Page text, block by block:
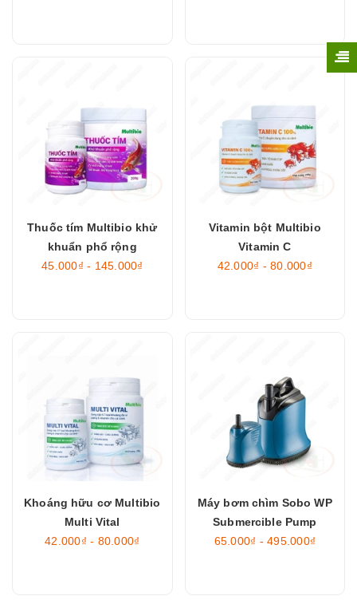
Thuốc tím Multibio khử
khuẩn phổ rộng
45.000₫ - 145.000₫
Vitamin bột Multibio
Vitamin C
42.000₫ - 80.000₫
Khoáng hữu cơ Multibio
Multi Vital
42.000₫ - 80.000₫
Máy bơm chìm Sobo WP
Submercible Pump
65.000₫ - 495.000₫